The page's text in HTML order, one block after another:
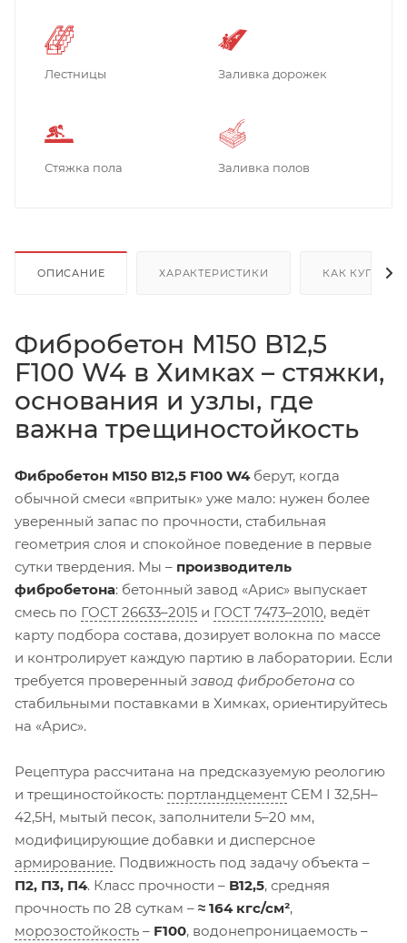
Лестницы Заливка дорожек
Стяжка пола Заливка полов
ОПИСАНИЕ ХАРАКТЕРИСТИКИ КАК КУПИТЬ
Фибробетон М150 B12,5
F100 W4 в Химках – стяжки,
основания и узлы, где
важна трещиностойкость
Фибробетон М150 B12,5 F100 W4берут, когда
обычной смеси «впритык» уже мало: нужен более
уверенный запас по прочности, стабильная
геометрия слоя и спокойное поведение в первые
сутки твердения. Мы – производитель
фибробетона: бетонный завод «Арис» выпускает
смесь по ГОСТ 26633–2015 и ГОСТ 7473–2010, ведёт
карту подбора состава, дозирует волокна по массе
и контролирует каждую партию в лаборатории. Если
требуется проверенный завод фибробетона со
стабильными поставками в Химках, ориентируйтесь
на «Арис».
Рецептура рассчитана на предсказуемую реологию
и трещиностойкость: портландцемент CEM I 32,5Н–
42,5Н, мытый песок, заполнители 5–20 мм,
модифицирующие добавки и дисперсное
армирование. Подвижность под задачу объекта –
П2, П3, П4. Класс прочности – B12,5, средняя
прочность по 28 суткам – ≈ 164 кгс/см²,
морозостойкость – F100, водонепроницаемость –